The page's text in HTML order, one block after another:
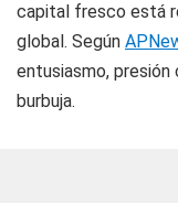
capital fresco está
global. Según
entusiasmo,
burbuja.